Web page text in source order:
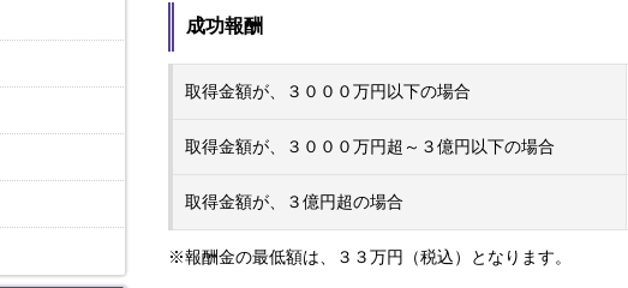
成功報酬
取得金額が、３０００万円以下の場合
取得金額が、３０００万円超～３億円以下の場合
取得金額が、３億円超の場合
※報酬金の最低額は、３３万円（税込）となります。